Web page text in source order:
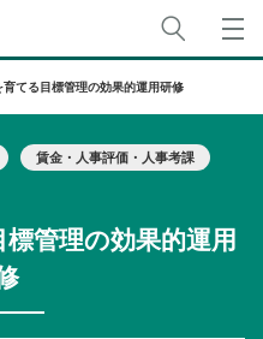
法人日本生産性本部
育てる目標管理の効果的運用研修
賃金・人事評価・人事考課
管理の効果的運用